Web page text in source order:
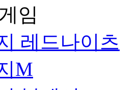
임
레드나이츠
M